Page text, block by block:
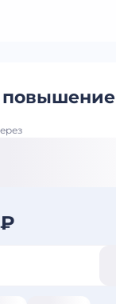
повышение